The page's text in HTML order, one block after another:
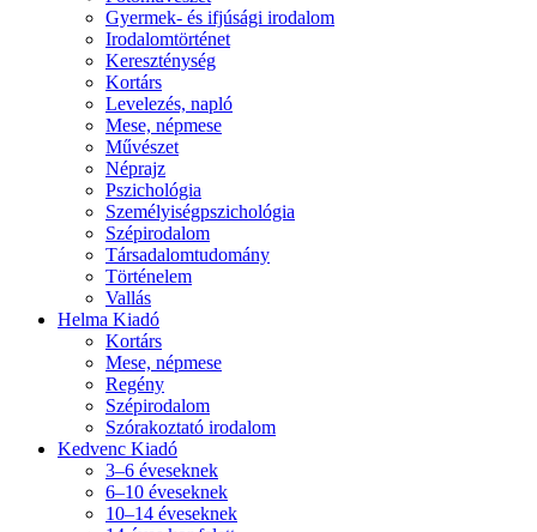
Gyermek- és ifjúsági irodalom
Irodalomtörténet
Kereszténység
Kortárs
Levelezés, napló
Mese, népmese
Művészet
Néprajz
Pszichológia
Személyiségpszichológia
Szépirodalom
Társadalomtudomány
Történelem
Vallás
Helma Kiadó
Kortárs
Mese, népmese
Regény
Szépirodalom
Szórakoztató irodalom
Kedvenc Kiadó
3–6 éveseknek
6–10 éveseknek
10–14 éveseknek